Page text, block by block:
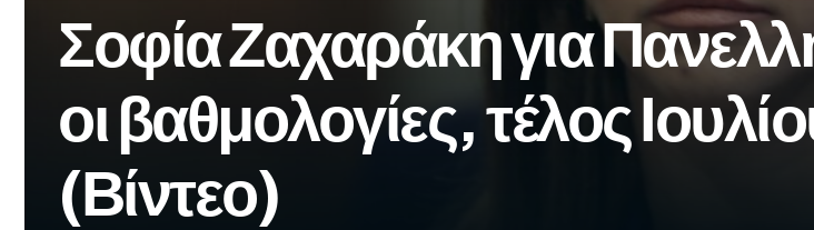
Σοφία Ζαχαράκη για
οι βαθμολογίες, τέλος
(Βίντεο)